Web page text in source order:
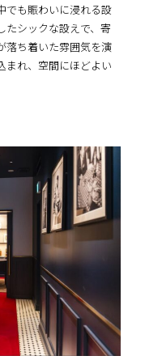
でも賑わいに浸れる設
たシックな設えで、寄
落ち着いた雰囲気を演
まれ、空間にほどよい